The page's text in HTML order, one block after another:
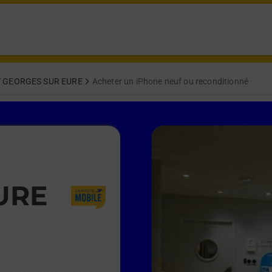
SUR EURE Acheter un iPhone neuf ou reconditionné